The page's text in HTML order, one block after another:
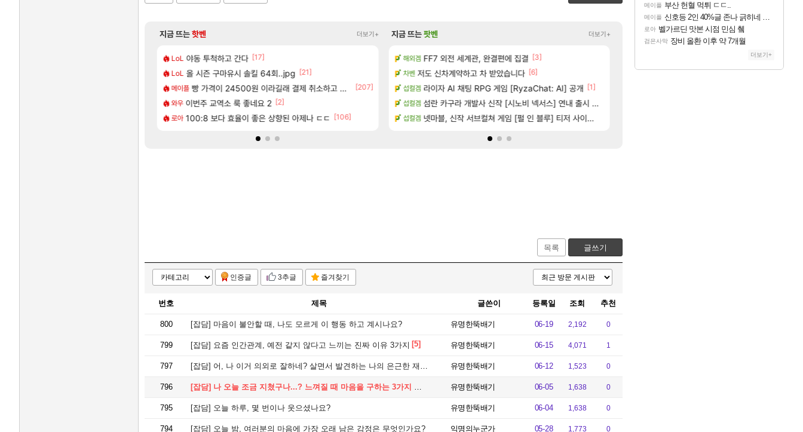
지금 뜨는핫벤 더보기+
LoL 야동 투척하고 간다 [17]
LoL 올 시즌 구마유시 솔킬 64회..jpg [21]
메이플 빵 가격이 24500원 이라길래 결제 취소하고 나왔다
[207]
와우 이번주 교역소 룩 좋네요 2 [2]
로아 100:8 보다 효율이 좋은 상향된 아제나 ㄷㄷ [106]
리니지 클래식 아스테어 현재상황 악덕작업장몰락
메이플 빵값 문의 후기 [87]
메이플 챌린저#77777 저격했습니다! [103]
로아 벨가르딘 나이트메어 TOP 10 직업별 분포
[125]
LoL 페이즈 감상평 [2]
보상 공지 나온거 10추 하니 올리자 [82]
부산 헌혈 먹튀 ㄷㄷ.. [65]
지금 뜨는팟벤 더보기+
비스트 비스트 오브 리인카네이션 정보/공략글 모음
리싱크드 리싱크드 1.06 패치노트 (8/5)
여행 동해바다 추암해수욕장
여행 국내에도 이쁜곳이 많은것 같습니다
명조 체험 캐릭터만으로 허상 40레벨 하이와티아 5분 컷!｜에이메스·린네·모니에 명함
해외겜 FF7 외전 세계관, 완결편에 집결 [3]
차벤 저도 신차계약하고 차 받았습니다 [6]
섭컬겜 라이자 AI 채팅 RPG 게임 [RyzaChat: AI] 공개 [1]
섭컬겜 섬란 카구라 개발사 신작 [시노비 넥서스] 연내 출시 예정
섭컬겜 넷마블, 신작 서브컬쳐 게임 [펄 인 블루] 티저 사이트 오픈
챕터별 길찾기/지도 공략 (1 ~ 12장)
스위치2판 ‘몬헌 와일즈’, 30~40fps 목표
목록 글쓰기
인증글 3추글 즐겨찾기
번호 제목 글쓴이 등록일 조회 추천
800 [잡담] 마음이 불안할 때, 나도 모르게 이 행동 하고 계시나요? 유명한뚝배기 06-19 2,192 0
799 [잡담] 요즘 인간관계, 예전 같지 않다고 느끼는 진짜 이유 3가지 [5] 유명한뚝배기 06-15 4,071 1
797 [잡담] 어, 나 이거 의외로 잘하네? 살면서 발견하는 나의 은근한 재능 3가지 유명한뚝배기 06-12 1,523 0
796 [잡담] 나 오늘 조금 지쳤구나...? 느껴질 때 마음을 구하는 3가지 방법 유명한뚝배기 06-05 1,638 0
795 [잡담] 오늘 하루, 몇 번이나 웃으셨나요? 유명한뚝배기 06-04 1,638 0
794 [잡담] 오늘 밤, 여러분의 마음에 가장 오래 남은 감정은 무엇인가요? 익명의누군가 05-28 1,773 0
메이플 부산 헌혈 먹튀 ㄷㄷ..
메이플 신호등 2인 40%글 존나 긁히네 씨발
로아 벨가르딘 맛본 시점 민심 췤
검은사막 장비 올환 이후 약 7개월
더보기+